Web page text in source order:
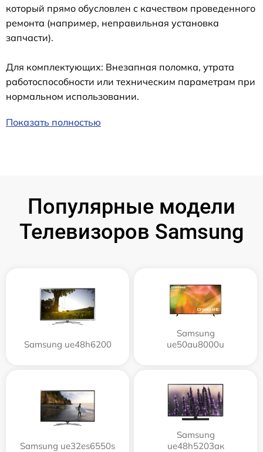
который прямо обусловлен с качеством проведенного
ремонта (например, неправильная установка
запчасти).
Для комплектующих: Внезапная поломка, утрата
работоспособности или техническим параметрам при
нормальном использовании.
Показать полностью
Популярные модели
Телевизоров Samsung
Samsung ue48h6200
Samsung
ue50au8000u
Samsung ue32es6550s
Samsung
ue48h5203aк